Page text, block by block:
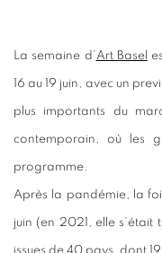
La semaine d’ Art Basel
16 au 19 juin, avec un
plus importants du
contemporain, où les
programme.
Après la pandémie, la
juin (en 2021, elle
issues de 40 pays, dont